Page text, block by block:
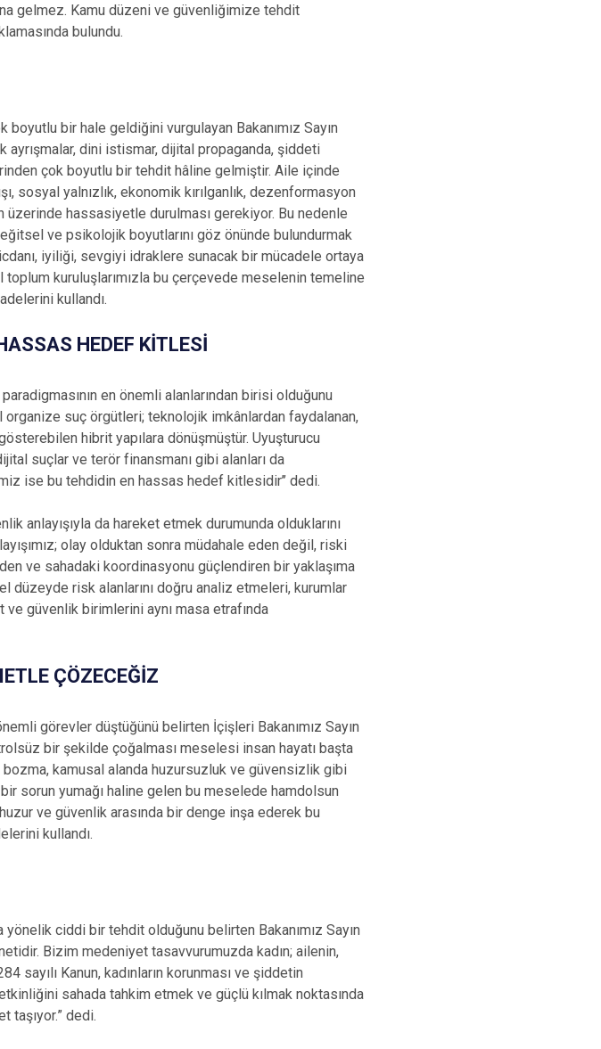
gelmez. Kamu düzeni ve güvenliğimize tehdit
bulundu.
bir hale geldiğini vurgulayan Bakanımız Sayın
ayrışmalar, dini istismar, dijital propaganda, şiddeti
çok boyutlu bir tehdit hâline gelmiştir. Aile içinde
sosyal yalnızlık, ekonomik kırılganlık, dezenformasyon
hassasiyetle durulması gerekiyor. Bu nedenle
ve psikolojik boyutlarını göz önünde bulundurmak
iyiliği, sevgiyi idraklere sunacak bir mücadele ortaya
toplum kuruluşlarımızla bu çerçevede meselenin temeline
kullandı.
HEDEF KİTLESİ
en önemli alanlarından birisi olduğunu
organize suç örgütleri; teknolojik imkânlardan faydalanan,
hibrit yapılara dönüşmüştür. Uyuşturucu
suçlar ve terör finansmanı gibi alanları da
ise bu tehdidin en hassas hedef kitlesidir’’ dedi.
anlayışıyla da hareket etmek durumunda olduklarını
olay olduktan sonra müdahale eden değil, riski
ve sahadaki koordinasyonu güçlendiren bir yaklaşıma
risk alanlarını doğru analiz etmeleri, kurumlar
güvenlik birimlerini aynı masa etrafında
ÇÖZECEĞİZ
görevler düştüğünü belirten İçişleri Bakanımız Sayın
bir şekilde çoğalması meselesi insan hayatı başta
bozma, kamusal alanda huzursuzluk ve güvensizlik gibi
sorun yumağı haline gelen bu meselede hamdolsun
ve güvenlik arasında bir denge inşa ederek bu
kullandı.
ciddi bir tehdit olduğunu belirten Bakanımız Sayın
Bizim medeniyet tasavvurumuzda kadın; ailenin,
sayılı Kanun, kadınların korunması ve şiddetin
sahada tahkim etmek ve güçlü kılmak noktasında
taşıyor.” dedi.